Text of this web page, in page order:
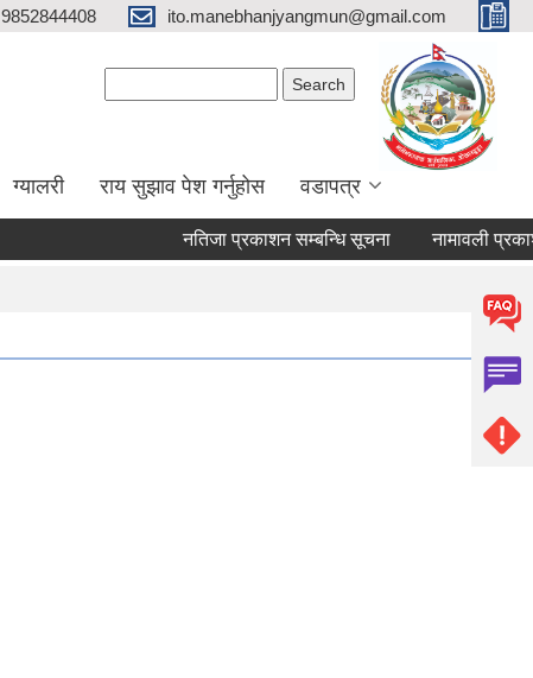
9852844408 ito.manebhanjyangmun@gmail.com
ग्यालरी राय सुझाव पेश गर्नुहोस वडापत्र
नतिजा प्रकाशन सम्बन्धि सूचना नामावली